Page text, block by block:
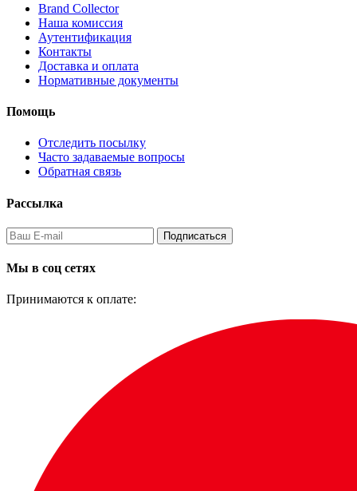
Brand Collector
Наша комиссия
Аутентификация
Контакты
Доставка и оплата
Нормативные документы
Помощь
Отследить посылку
Часто задаваемые вопросы
Обратная связь
Рассылка
Подписаться
Мы в соц сетях
Принимаются к оплате: